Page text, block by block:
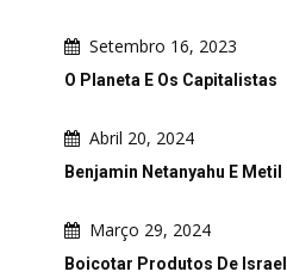
Setembro 16, 2023
O Planeta E Os Capitalistas
Abril 20, 2024
Benjamin Netanyahu E
Março 29, 2024
Boicotar Produtos De Israel